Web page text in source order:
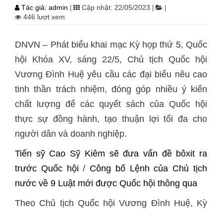
Tác giả: admin Cập nhật: 22/05/2023
446 lượt xem
DNVN – Phát biểu khai mạc Kỳ họp thứ 5, Quốc
hội Khóa XV, sáng 22/5, Chủ tịch Quốc hội
Vương Đình Huệ yêu cầu các đại biểu nêu cao
tinh thần trách nhiệm, đóng góp nhiều ý kiến
chất lượng để các quyết sách của Quốc hội
thực sự đồng hành, tạo thuận lợi tối đa cho
người dân và doanh nghiệp.
Tiến sỹ Cao Sỹ Kiêm sẽ đưa vấn đề bôxit ra
trước Quốc hội/ Công bố Lệnh của Chủ tịch
nước về 9 Luật mới được Quốc hội thông qua
Theo Chủ tịch Quốc hội Vương Đình Huệ, Kỳ